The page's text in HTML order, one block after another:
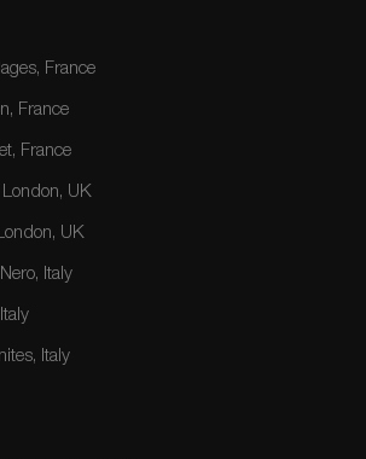
France
France
France
UK
UK
Italy
Italy